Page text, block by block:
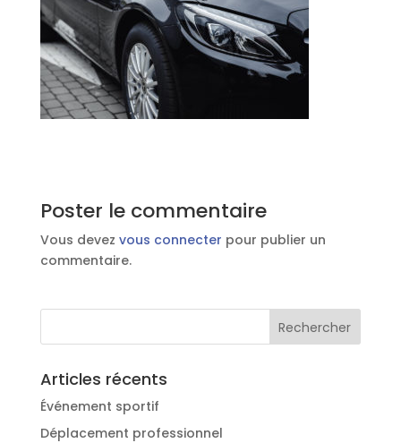
Poster le commentaire
Vous devez vous connecter pour publier un
commentaire.
Articles récents
Événement sportif
Déplacement professionnel